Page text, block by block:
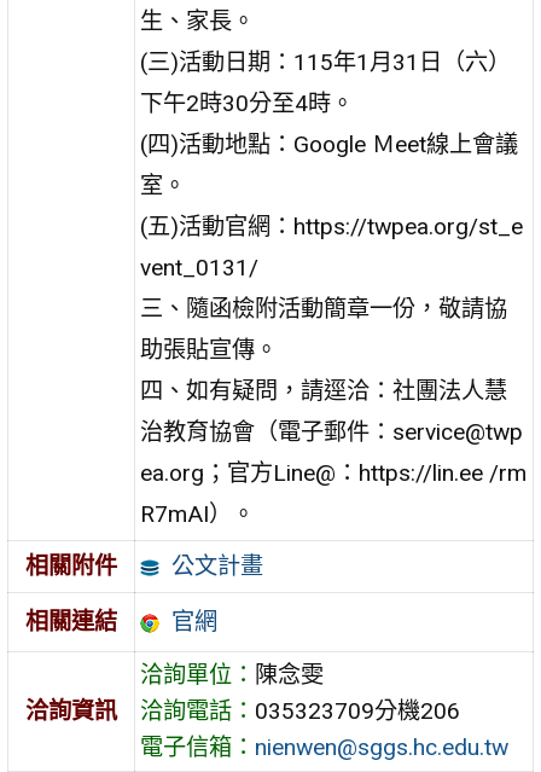
生、家長。
(三)活動日期：115年1月31日（六）
下午2時30分至4時。
(四)活動地點：Google Ｍeet線上會議
室。
(五)活動官網：https://twpea.org/st_e
vent_0131/
三、隨函檢附活動簡章一份，敬請協
助張貼宣傳。
四、如有疑問，請逕洽：社團法人慧
治教育協會（電子郵件：service@twp
ea.org；官方Line@：https://lin.ee /rm
R7mAI）。
相關附件
公文計畫
相關連結 官網
洽詢資訊
洽詢單位： 陳念雯
洽詢電話： 035323709分機206
電子信箱： nienwen@sggs.hc.edu.tw